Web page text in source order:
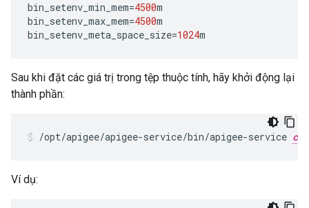
bin_setenv_min_mem=4500m
bin_setenv_max_mem=4500m
bin_setenv_meta_space_size=1024m
Sau khi đặt các giá trị trong tệp thuộc tính, hãy khởi động lại
thành phần:
/opt/apigee/apigee-service/bin/apigee-service
Ví dụ: